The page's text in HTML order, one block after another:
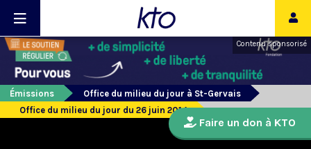
Contenu sponsorisé
Émissions
Office du milieu du jour à St-Gervais
Office du milieu du jour du 26 juin 2014
Faire un don à KTO